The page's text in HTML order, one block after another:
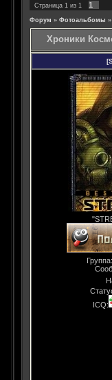
Страница 1 из 1 1
Форум » Фотоальбомы »
Хроники
ICQ: